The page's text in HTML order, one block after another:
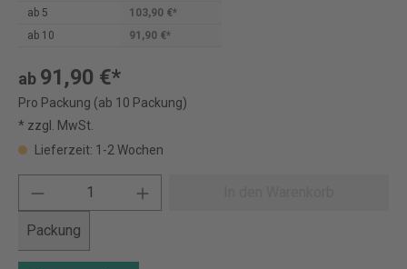
ab 5
103,90 €*
ab 10 91,90 €*
ab 91,90 €*
Pro Packung (ab 10 Packung)
* zzgl. MwSt.
Lieferzeit: 1-2 Wochen
Packung